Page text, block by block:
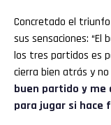
Concretado el
sus sensaciones: “El
los tres partidos es
cierra bien atrás y no
buen partido y
para jugar si hace